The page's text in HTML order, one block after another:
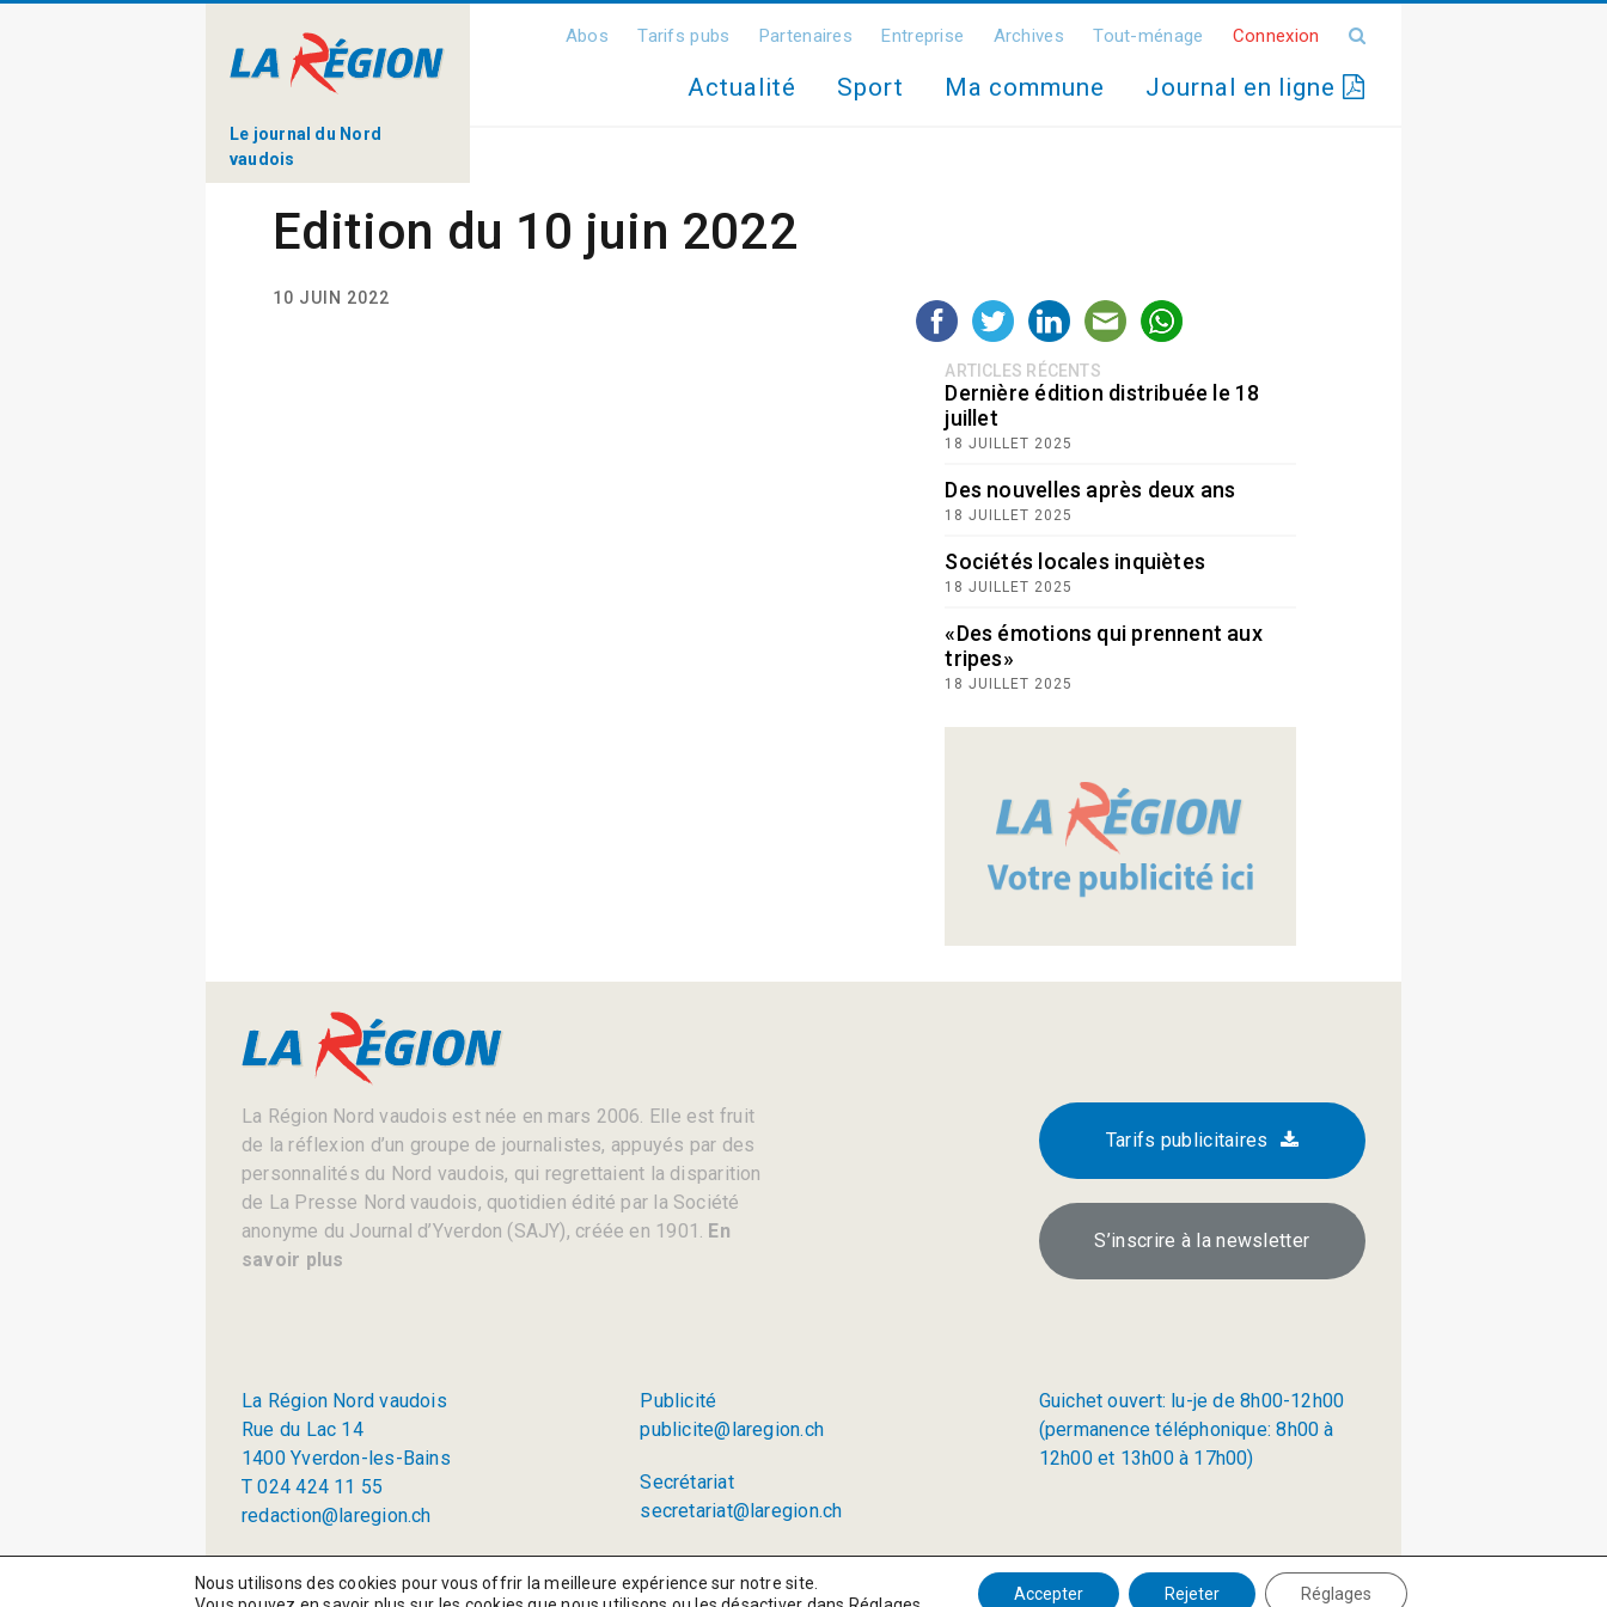
Le journal du Nord
vaudois
Abos Tarifs pubs Partenaires Entreprise Archives Tout-ménage Connexion
Actualité Sport Ma commune Journal en ligne
Edition du 10 juin 2022
10 JUIN 2022
ARTICLES RÉCENTS
Dernière édition distribuée le 18
juillet
18 JUILLET 2025
Des nouvelles après deux ans
18 JUILLET 2025
Sociétés locales inquiètes
18 JUILLET 2025
«Des émotions qui prennent aux
tripes»
18 JUILLET 2025
La Région Nord vaudois est née en mars 2006. Elle est fruit
de la réflexion d’un groupe de journalistes, appuyés par des
personnalités du Nord vaudois, qui regrettaient la disparition
de La Presse Nord vaudois, quotidien édité par la Société
anonyme du Journal d’Yverdon (SAJY), créée en 1901. En
savoir plus
Tarifs publicitaires
S’inscrire à la newsletter
La Région Nord vaudois
Rue du Lac 14
1400 Yverdon-les-Bains
T 024 424 11 55
redaction@laregion.ch
Publicité
publicite@laregion.ch
Secrétariat
secretariat@laregion.ch
Guichet ouvert: lu-je de 8h00-12h00
(permanence téléphonique: 8h00 à
12h00 et 13h00 à 17h00)
Politique de confidentialité
Nous utilisons des cookies pour vous offrir la meilleure expérience sur notre site.
Accepter Rejeter Réglages